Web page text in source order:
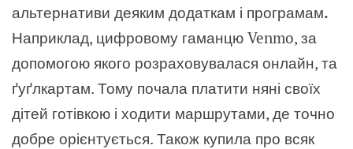
альтернативи деяким додаткам і програмам.
Наприклад, цифровому гаманцю Venmo, за
допомогою якого розраховувалася онлайн, та
ґуґлкартам. Тому почала платити няні своїх
дітей готівкою і ходити маршрутами, де точно
добре орієнтується. Також купила про всяк